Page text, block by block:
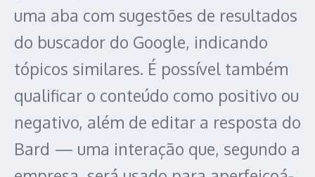
uma aba com sugestões de resultados
do buscador do Google, indicando
tópicos similares. É possível também
qualificar o conteúdo como positivo ou
negativo, além de editar a resposta do
Bard — uma interação que, segundo a